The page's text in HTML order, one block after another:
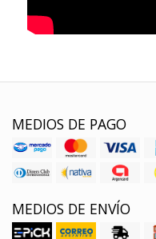
MEDIOS DE PAGO
MEDIOS DE ENVÍO